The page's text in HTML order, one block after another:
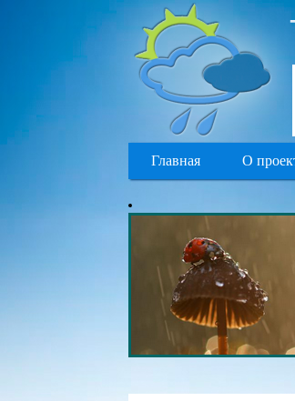
Главная О